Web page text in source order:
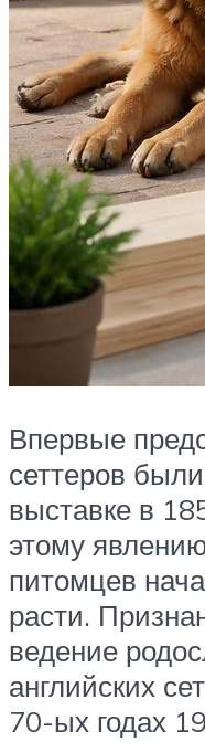
Впервые
сеттеров
выставке в
этому
питомцев
расти.
ведение
английских
70-ых годах